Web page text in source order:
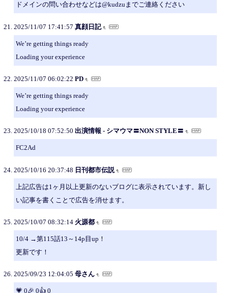
ドメインの問い合わせなどは@kudzuまでご連絡ください
2025/11/07 17:41:57 真顔日記
We’re getting things ready
Loading your experience
2025/11/07 06:02:22 PD
We’re getting things ready
Loading your experience
2025/10/18 07:52:50 出演情報 - シマウマ〓NON STYLE〓
FC2Ad
2025/10/16 20:37:48 日刊都市伝説
上記広告は1ヶ月以上更新のないブログに表示されています。新し
い記事を書くことで広告を消せます。
2025/10/07 08:32:14 火源都
10/4 →第115話13～14p目up！
更新です！
2025/09/23 12:04:05 母さん
💗 0🎉 0👍 0